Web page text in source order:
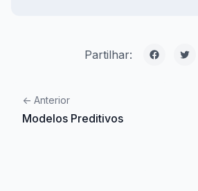
Partilhar:
<- Anterior
Modelos Preditivos